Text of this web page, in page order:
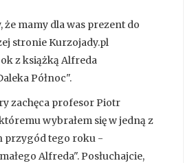
mamy dla was prezent do
stronie Kurzojady.pl
z książką Alfreda
Północ".
zachęca profesor Piotr
wybrałem się w jedną z
przygód tego roku -
Alfreda". Posłuchajcie,